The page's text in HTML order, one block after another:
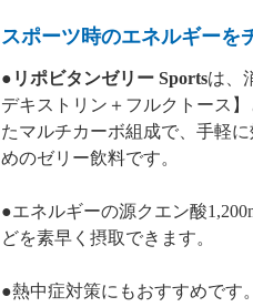
スポーツ時のエネルギーを
● リポビタンゼリー Sportsは、
デキストリン＋フルクトース
たマルチカーボ組成で、手軽
めのゼリー飲料です。
●エネルギーの源クエン酸
どを素早く摂取できます。
●熱中症対策にもおすすめです。